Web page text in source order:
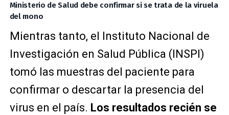
Ministerio de Salud debe confirmar si se trata de la viruela
del mono
Mientras tanto, el Instituto Nacional de
Investigación en Salud Pública (INSPI)
tomó las muestras del paciente para
confirmar o descartar la presencia del
virus en el país. Los resultados recién se